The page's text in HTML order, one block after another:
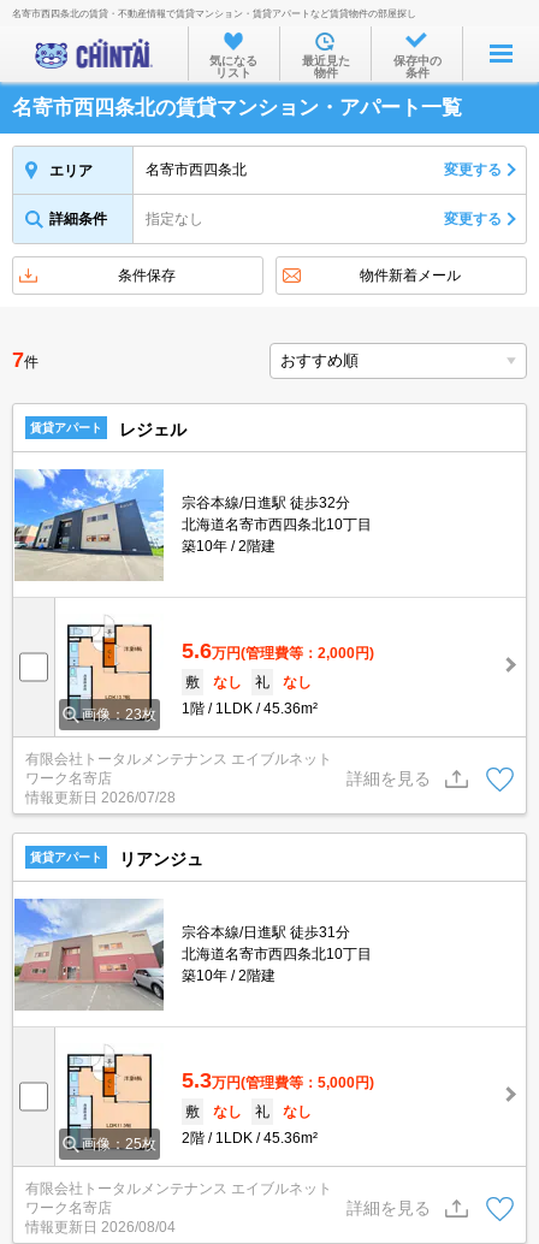
お部屋を探す
沿線・駅から
住所から
物件特集から
不動産会社から
TOP
名寄市西四条北の賃貸・不動産情報で賃貸マンション・賃貸アパートなど賃貸物件の部屋探し
気になる
リスト
最近見た
物件
保存中の
条件
名寄市西四条北の賃貸マンション・アパート一覧
エリア 名寄市西四条北 変更する
詳細条件 指定なし 変更する
条件保存 物件新着メール
7件
賃貸アパート レジェル
宗谷本線/日進駅 徒歩32分
北海道名寄市西四条北10丁目
築10年
2階建
画像：23枚
5.6万円(管理費等：2,000円)
敷
なし 礼
なし
1階
1LDK 45.36m²
有限会社トータルメンテナンス エイブルネット
ワーク名寄店
情報更新日 2026/07/28
詳細を見る
賃貸アパート リアンジュ
宗谷本線/日進駅 徒歩31分
北海道名寄市西四条北10丁目
築10年
2階建
画像：25枚
5.3万円(管理費等：5,000円)
敷
なし 礼
なし
2階
1LDK 45.36m²
有限会社トータルメンテナンス エイブルネット
ワーク名寄店
情報更新日 2026/08/04
詳細を見る